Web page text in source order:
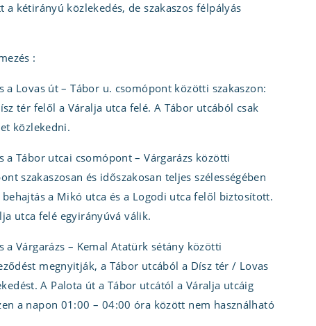
kétirányú közlekedés, de szakaszos félpályás
:
a Lovas út – Tábor u. csomópont közötti szakaszon:
tér felől a Váralja utca felé. A Tábor utcából csak
közlekedni.
a Tábor utcai csomópont – Várgarázs közötti
szakaszosan és időszakosan teljes szélességében
a Mikó utca és a Logodi utca felől biztosított.
utca felé egyirányúvá válik.
a Várgarázs – Kemal Atatürk sétány közötti
megnyitják, a Tábor utcából a Dísz tér / Lovas
A Palota út a Tábor utcától a Váralja utcáig
a napon 01:00 – 04:00 óra között nem használható